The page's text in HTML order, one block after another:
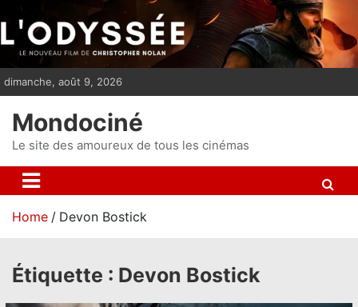
i
p
t
n
t
dimanche, août 9, 2026
Mondociné
Le site des amoureux de tous les cinémas
Home Devon Bostick
Étiquette : Devon Bostick